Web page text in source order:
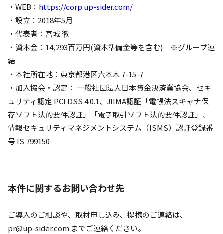
・WEB： https://corp.up-sider.com/
・設立：2018年5月
・代表者：宮城 徹
・資本金：14,293百万円(資本準備金等を含む) ※グループ連
結
・本社所在地：東京都港区六本木 7-15-7
・加入協会・認定： 一般社団法人日本資金決済業協会、セキ
ュリティ認定 PCI DSS 4.0.1、JIIMA認証「電帳法スキャナ保
存ソフト法的要件認証」「電子取引ソフト法的要件認証」、
情報セキュリティマネジメントシステム（ISMS）認証登録番
号 IS 799150
本件に関するお問い合わせ先
ご導入のご相談や、取材申し込み、提携のご連絡は、
pr@up-sider.com までご連絡ください。